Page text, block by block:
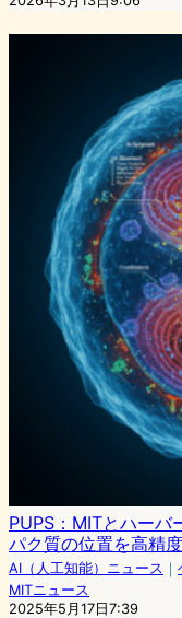
PUPS：MITとハーバ
パク質の位置を高精
AI（人工知能）ニュース ｜
MITニュース
2025年5月17日7:39